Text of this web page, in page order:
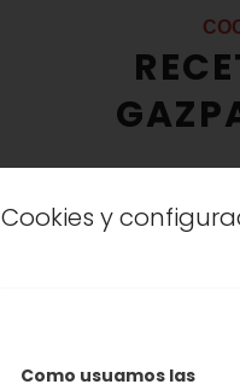
Cookies y
Como usuamos las
La receta de hoy